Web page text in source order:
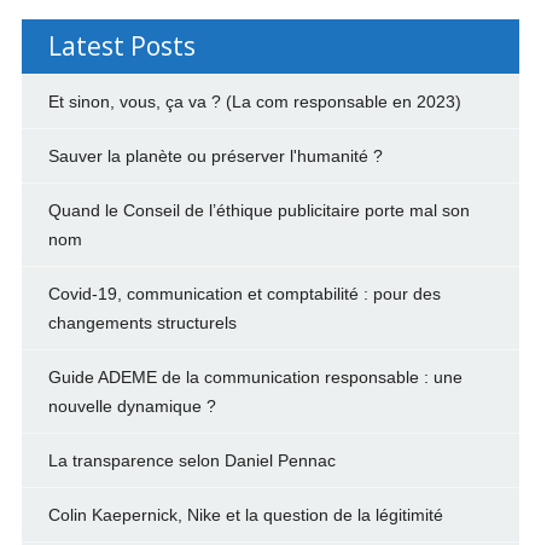
Latest Posts
Et sinon, vous, ça va ? (La com responsable en 2023)
Sauver la planète ou préserver l'humanité ?
Quand le Conseil de l’éthique publicitaire porte mal son
nom
Covid-19, communication et comptabilité : pour des
changements structurels
Guide ADEME de la communication responsable : une
nouvelle dynamique ?
La transparence selon Daniel Pennac
Colin Kaepernick, Nike et la question de la légitimité